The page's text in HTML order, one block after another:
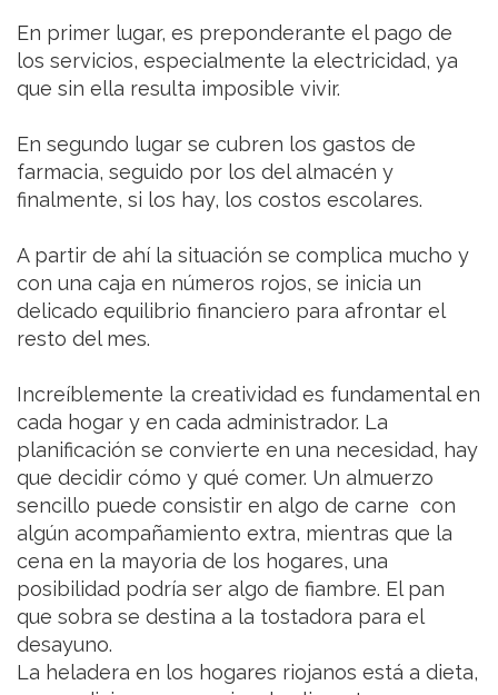
En primer lugar, es preponderante el pago de
los servicios, especialmente la electricidad, ya
que sin ella resulta imposible vivir.
En segundo lugar se cubren los gastos de
farmacia, seguido por los del almacén y
finalmente, si los hay, los costos escolares.
A partir de ahí la situación se complica mucho y
con una caja en números rojos, se inicia un
delicado equilibrio financiero para afrontar el
resto del mes.
Increíblemente la creatividad es fundamental en
cada hogar y en cada administrador. La
planificación se convierte en una necesidad, hay
que decidir cómo y qué comer. Un almuerzo
sencillo puede consistir en algo de carne con
algún acompañamiento extra, mientras que la
cena en la mayoria de los hogares, una
posibilidad podría ser algo de fiambre. El pan
que sobra se destina a la tostadora para el
desayuno.
La heladera en los hogares riojanos está a dieta,